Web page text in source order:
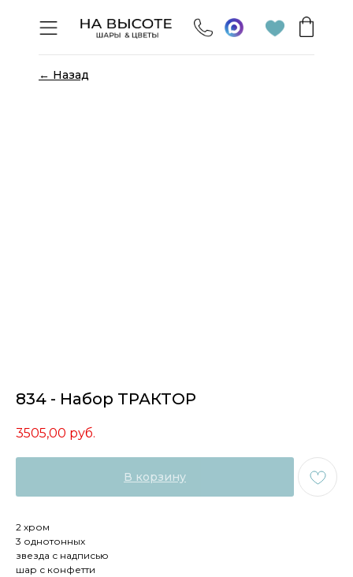
← Назад
834 - Набор ТРАКТОР
3505,00 руб.
В корзину
2 хром
3 однотонных
звезда с надписью
шар с конфетти